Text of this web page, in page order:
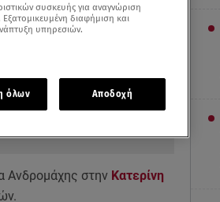
αναζήτησης
Ανδρομάχης στην Κατερίνη
συσκευής για αναγνώριση
διαφήμιση και
υπηρεσιών.
όλων Αποδοχή